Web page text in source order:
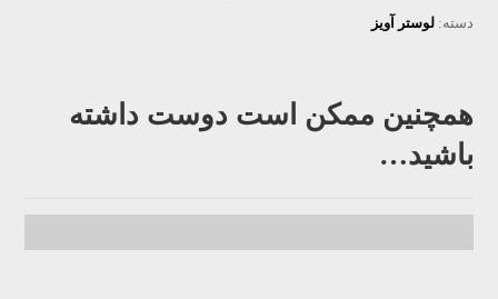
دسته:لوستر آویز
همچنین ممکن است دوست داشته
باشید…